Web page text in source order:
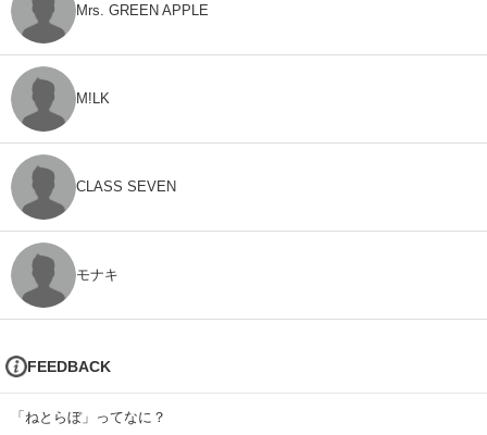
Mrs. GREEN APPLE
M!LK
CLASS SEVEN
モナキ
FEEDBACK
「ねとらぼ」ってなに？